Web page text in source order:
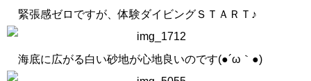
緊張感ゼロですが、体験ダイビングＳＴＡＲＴ♪
海底に広がる白い砂地が心地良いのです(●´ω｀●)